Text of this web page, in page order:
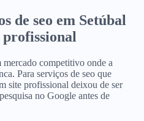
de seo em Setúbal
mercado competitivo onde a
Para serviços de seo que
site profissional deixou de ser
no Google antes de